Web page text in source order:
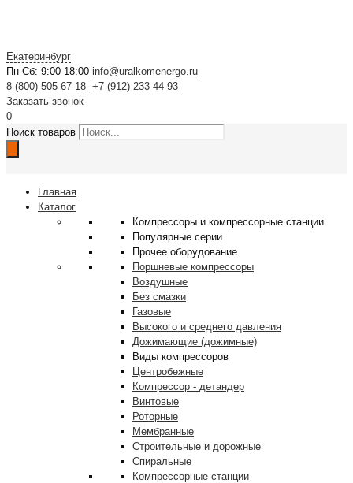
Екатеринбург
Пн-Сб: 9:00-18:00 info@uralkomenergo.ru
8 (800) 505-67-18 +7 (912) 233-44-93
Заказать звонок
0
Поиск товаров
Главная
Каталог
Компрессоры и компрессорные станции
Популярные серии
Прочее оборудование
Поршневые компрессоры
Воздушные
Без смазки
Газовые
Высокого и среднего давления
Дожимающие (дожимные)
Виды компрессоров
Центробежные
Компрессор - детандер
Винтовые
Роторные
Мембранные
Строительные и дорожные
Спиральные
Компрессорные станции